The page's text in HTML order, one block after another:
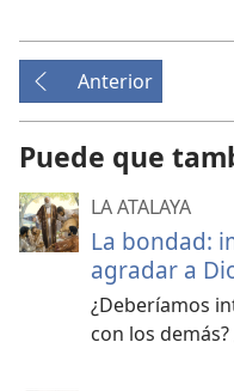
Anterior
Puede que
LA ATALAYA
La bondad:
agradar a
¿Deberíamos
con los